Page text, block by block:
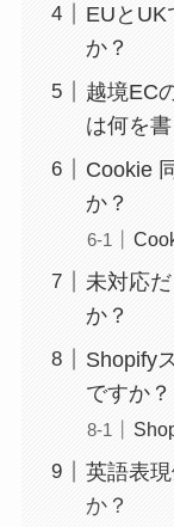
EUとUK
か？
越境EC
は何を
Cookie
か？
未対応
か？
Shopify
ですか？
英語表
か？